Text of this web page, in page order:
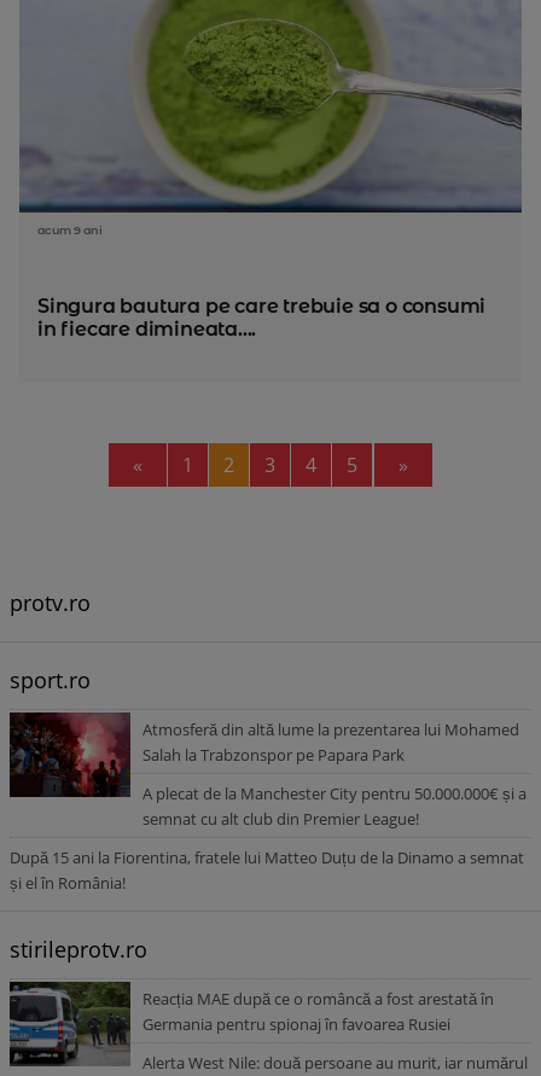
acum 9 ani
Singura bautura pe care trebuie sa o consumi
in fiecare dimineata....
« Previous
1 2 3 4 5 »
protv.ro
sport.ro
Atmosferă din altă lume la prezentarea lui Mohamed
Salah la Trabzonspor pe Papara Park
A plecat de la Manchester City pentru 50.000.000€ și a
semnat cu alt club din Premier League!
După 15 ani la Fiorentina, fratele lui Matteo Duțu de la Dinamo a semnat
și el în România!
stirileprotv.ro
Reacția MAE după ce o româncă a fost arestată în
Germania pentru spionaj în favoarea Rusiei
Alerta West Nile: două persoane au murit, iar numărul